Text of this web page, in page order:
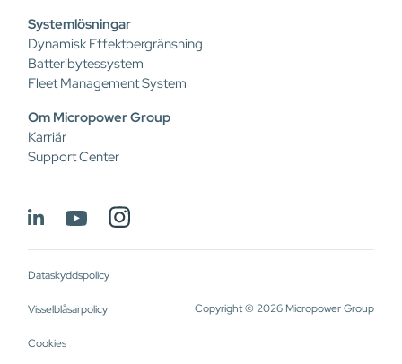
Systemlösningar
Dynamisk Effektbergränsning
Batteribytessystem
Fleet Management System
Om Micropower Group
Karriär
Support Center
Dataskyddspolicy
Visselblåsarpolicy
Cookies
Copyright © 2026 Micropower Group